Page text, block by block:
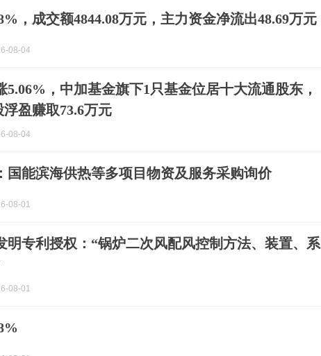
，成交额4844.08万元，主力资金净流出48.69万元
08-04
5.06%，中加基金旗下1只基金位居十大流通股东，
浮盈赚取73.6万元
08-04
国能滨海供热等多项目物资及服务采购询价
08-01
明专利授权：“锅炉二次风配风控制方法、装置、系
08-01